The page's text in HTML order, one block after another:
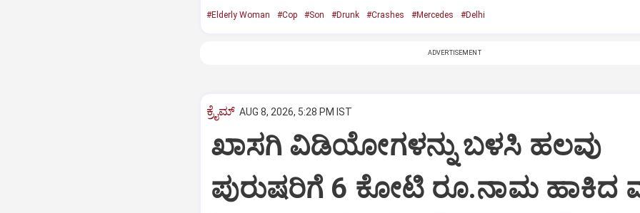
#Elderly Woman #Cop #Son #Drunk #Crashes #Mercedes #Delhi
ADVERTISEMENT
ಕ್ರೈಮ್ AUG 8, 2026, 5:28 PM IST
ಖಾಸಗಿ ವಿಡಿಯೋಗಳನ್ನು ಬಳಸಿ ಹಲವು
ಪುರುಷರಿಗೆ 6 ಕೋಟಿ ರೂ.ನಾಮ